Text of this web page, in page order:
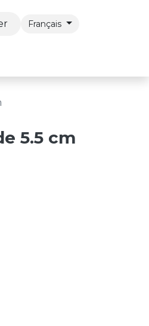
Français
5.5 cm